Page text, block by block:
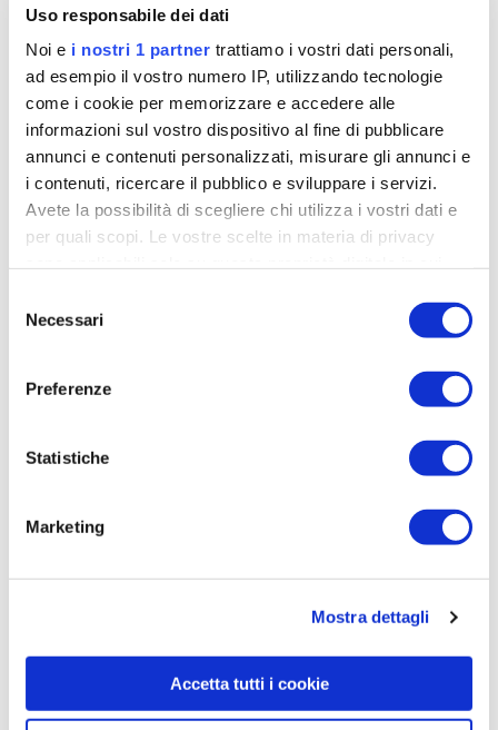
Uso responsabile dei dati
Noi e i nostri 1 partner trattiamo i vostri dati personali,
ad esempio il vostro numero IP, utilizzando tecnologie
come i cookie per memorizzare e accedere alle
informazioni sul vostro dispositivo al fine di pubblicare
annunci e contenuti personalizzati, misurare gli annunci e
i contenuti, ricercare il pubblico e sviluppare i servizi.
Avete la possibilità di scegliere chi utilizza i vostri dati e
per quali scopi. Le vostre scelte in materia di privacy
revocare il proprio consenso in qualsiasi momento dalla
Dichiarazione sui cookie o facendo clic sull'icona di
e imposta le tue preferenze nella
sezione dettagli. Puoi
modificare o ritirare il tuo consenso in qualsiasi momento
annunci, per fornire funzionalità dei social media e per
analizzare il nostro traffico. Condividiamo inoltre
nostri partner che si occupano di analisi dei dati web,
pubblicità e social media, i quali potrebbero combinarle
con altre informazioni che ha fornito loro o che hanno
delNecessari
Preferenze
Statistiche
Marketing
Mostra dettagli
Accetta tutti i cookie
lasciato il segno
L'AR Monex si sta distinguendo nei calendari italiani
ripercorrere la parabola di Del Toro